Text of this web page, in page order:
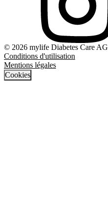
© 2026 mylife Diabetes Care AG
Conditions d'utilisation
Mentions légales
Cookies